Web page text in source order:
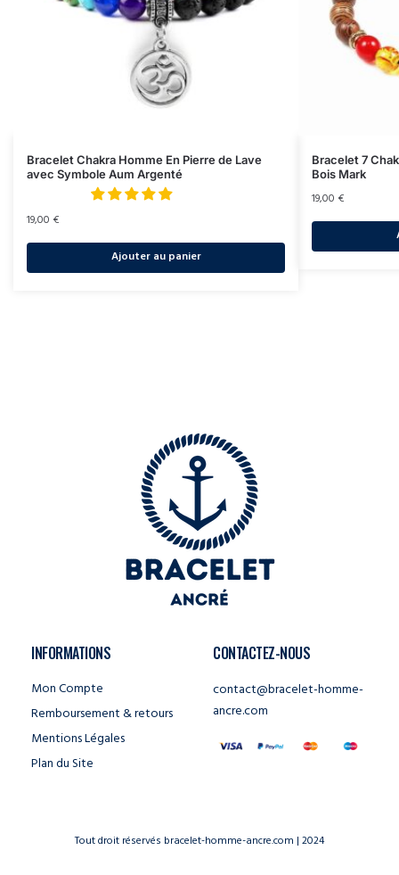
Bracelet Chakra Homme En Pierre de Lave
avec Symbole Aum Argenté
19,00 €
Ajouter au panier
Bracelet 7
Bois Mark
19,00 €
INFORMATIONS
Mon Compte
Remboursement & retours
Mentions Légales
Plan du Site
CONTACTEZ-NOUS
contact@bracelet-homme-
ancre.com
Tout droit réservés bracelet-homme-ancre.com | 2024